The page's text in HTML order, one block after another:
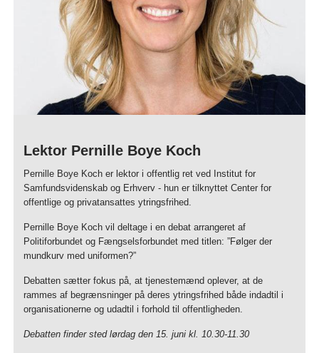
Lektor Pernille Boye Koch
Pernille Boye Koch er lektor i offentlig ret ved Institut for
Samfundsvidenskab og Erhverv - hun er tilknyttet Center for
offentlige og privatansattes ytringsfrihed.
Pernille Boye Koch vil deltage i en debat arrangeret af
Politiforbundet og Fængselsforbundet med titlen: ”Følger der
mundkurv med uniformen?”
Debatten sætter fokus på, at tjenestemænd oplever, at de
rammes af begrænsninger på deres ytringsfrihed både indadtil i
organisationerne og udadtil i forhold til offentligheden.
Debatten finder sted lørdag den 15. juni kl. 10.30-11.30